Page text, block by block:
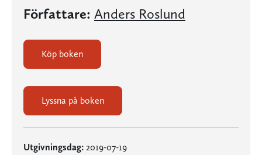
Författare: Anders Roslund
Köp boken
Lyssna på boken
Utgivningsdag: 2019-07-19